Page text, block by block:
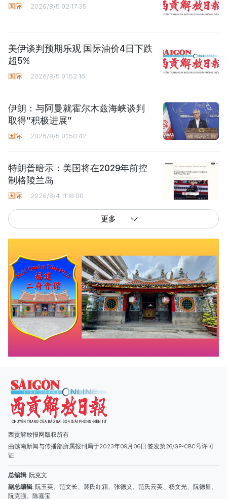
国际 2026/8/5 02:17:35
美伊谈判预期乐观 国际油价4日下跌
超5%
国际 2026/8/5 01:52:16
伊朗：与阿曼就霍尔木兹海峡谈判
取得“积极进展”
国际 2026/8/5 01:50:42
特朗普暗示：美国将在2029年前控
制格陵兰岛
国际 2026/8/4 11:18:00
更多
西贡解放报网版权所有
由越南新闻与传播部所属报刊局于2023年09月06日 签发第26/GP-CBC号许可
副总编辑: 阮玉英、范文长、裴氏红霜、张德义、范氏云英、杨文光、阮德显、
阮克强、陈嘉宝
主编: 阮玉英
社址: 胡志明市棋盘坊阮氏明开街432-434号
总台: (028) 39294091 - 转 060
热线: 096.558.1888
编辑部: (028) 39294092 - 转 060
电子信箱
广告部
(028) 38334185
quangcaohoavan09@gmail.com;